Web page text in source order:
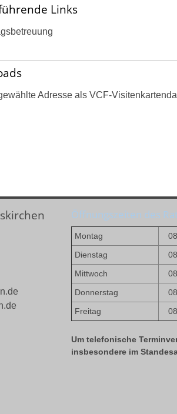
Links
Adresse als VCF-
Öffnungszeiten des
Montag
Dienstag
Mittwoch
Donnerstag
Freitag
Um telefonische
insbesondere im